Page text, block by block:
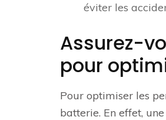
éviter les
Assurez-
pour
Pour optimiser les
batterie. En effet,